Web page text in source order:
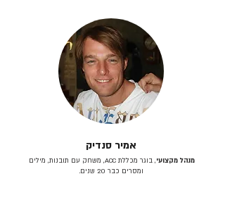
אמיר סנדיק
מנהל מקצועי
, בוגר מכללת ACC, משחק עם תובנות, מילים
ומסרים כבר 20 שנים.